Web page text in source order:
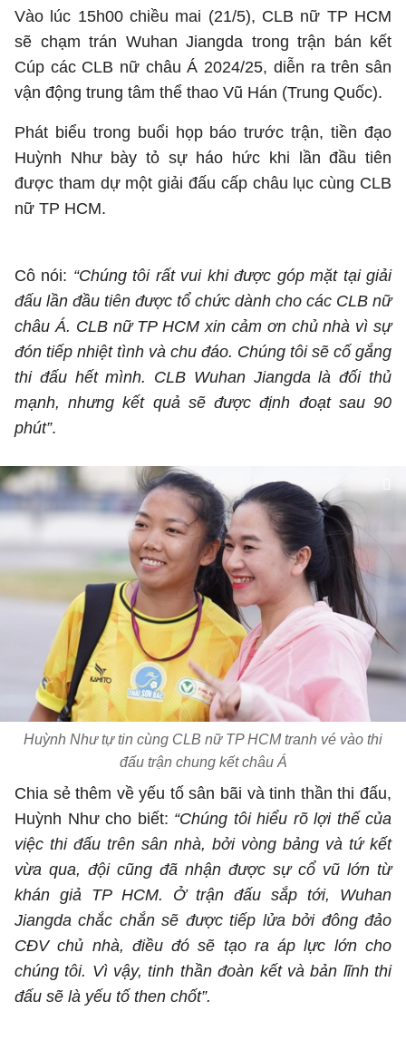
Vào lúc 15h00 chiều mai (21/5), CLB nữ TP HCM
sẽ chạm trán Wuhan Jiangda trong trận bán kết
Cúp các CLB nữ châu Á 2024/25, diễn ra trên sân
vận động trung tâm thể thao Vũ Hán (Trung Quốc).
Phát biểu trong buổi họp báo trước trận, tiền đạo
Huỳnh Như bày tỏ sự háo hức khi lần đầu tiên
được tham dự một giải đấu cấp châu lục cùng CLB
nữ TP HCM.
Cô nói: “Chúng tôi rất vui khi được góp mặt tại giải
đấu lần đầu tiên được tổ chức dành cho các CLB nữ
châu Á. CLB nữ TP HCM xin cảm ơn chủ nhà vì sự
đón tiếp nhiệt tình và chu đáo. Chúng tôi sẽ cố gắng
thi đấu hết mình. CLB Wuhan Jiangda là đối thủ
mạnh, nhưng kết quả sẽ được định đoạt sau 90
phút”.
Huỳnh Như tự tin cùng CLB nữ TP HCM tranh vé vào thi
đấu trận chung kết châu Á
Chia sẻ thêm về yếu tố sân bãi và tinh thần thi đấu,
Huỳnh Như cho biết: “Chúng tôi hiểu rõ lợi thế của
việc thi đấu trên sân nhà, bởi vòng bảng và tứ kết
vừa qua, đội cũng đã nhận được sự cổ vũ lớn từ
khán giả TP HCM. Ở trận đấu sắp tới, Wuhan
Jiangda chắc chắn sẽ được tiếp lửa bởi đông đảo
CĐV chủ nhà, điều đó sẽ tạo ra áp lực lớn cho
chúng tôi. Vì vậy, tinh thần đoàn kết và bản lĩnh thi
đấu sẽ là yếu tố then chốt”.